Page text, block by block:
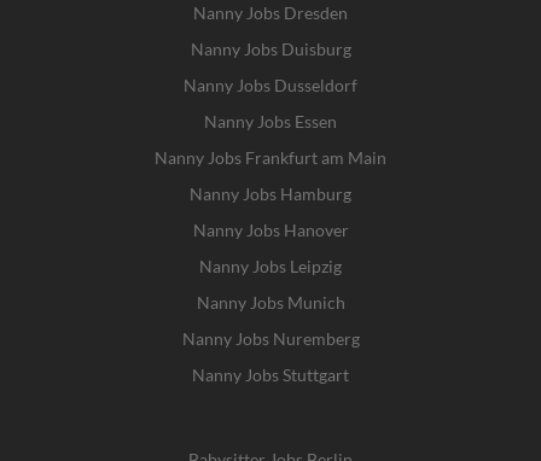
Nanny Jobs Dresden
Nanny Jobs Duisburg
Nanny Jobs Dusseldorf
Nanny Jobs Essen
Nanny Jobs Frankfurt am Main
Nanny Jobs Hamburg
Nanny Jobs Hanover
Nanny Jobs Leipzig
Nanny Jobs Munich
Nanny Jobs Nuremberg
Nanny Jobs Stuttgart